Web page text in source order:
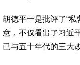
胡德平一是批评了“
意，不仅看出了习近
已与五十年代的三大